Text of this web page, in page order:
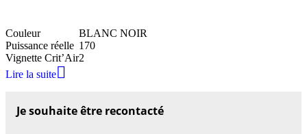
Couleur
BLANC NOIR
Puissance réelle 170
Vignette Crit’Air2
Lire la suite
Je souhaite être recontacté